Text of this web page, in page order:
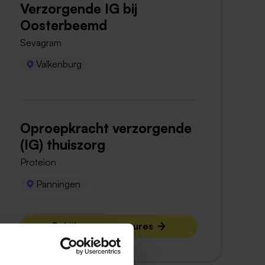
Verzorgende IG bij
Oosterbeemd
Sevagram
Valkenburg
Oproepkracht verzorgende
(IG) thuiszorg
Proteion
Panningen
Bekijk meer vacatures